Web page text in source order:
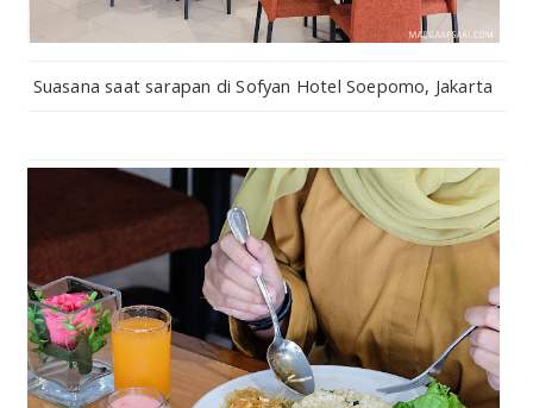
Suasana saat sarapan di Sofyan Hotel Soepomo, Jakarta